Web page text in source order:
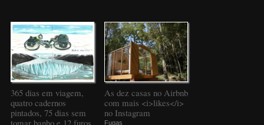
365 dias em viagem,
quatro cadernos
pintados, 75 dias sem
As dez casas no Airbnb
com mais <i>likes</i>
no Instagram
Fugas